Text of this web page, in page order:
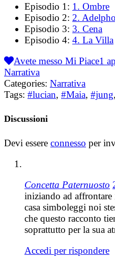
Episodio 1: 1. Ombre
Episodio 2: 2.
Episodio 3: 3. Cena
Episodio 4: 4. La Villa
Avete messo Mi Piace1
Narrativa
Categories: Narrativa
Tags: #lucian, #Maia, #jung,
Discussioni
Devi essere connesso per
Concetta Paternuosto
iniziando ad affrontare
casa simboleggi noi
che questo racconto
soprattutto per la sua
Accedi per rispondere